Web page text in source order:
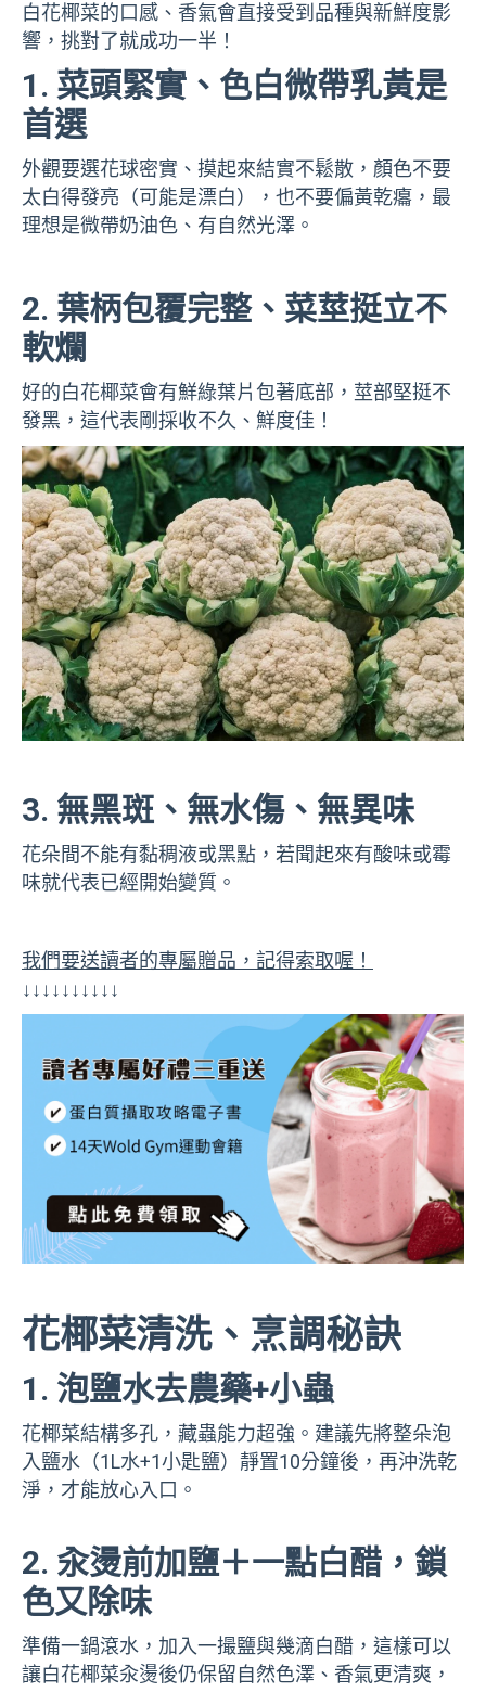
白花椰菜的口感、香氣會直接受到品種與新鮮度影
響，挑對了就成功一半！
1. 菜頭緊實、色白微帶乳黃是
首選
外觀要選花球密實、摸起來結實不鬆散，顏色不要
太白得發亮（可能是漂白），也不要偏黃乾癟，最
理想是微帶奶油色、有自然光澤。
2. 葉柄包覆完整、菜莖挺立不
軟爛
好的白花椰菜會有鮮綠葉片包著底部，莖部堅挺不
發黑，這代表剛採收不久、鮮度佳！
3. 無黑斑、無水傷、無異味
花朵間不能有黏稠液或黑點，若聞起來有酸味或霉
味就代表已經開始變質。
我們要送讀者的專屬贈品，記得索取喔！
↓↓↓↓↓↓↓↓↓↓
花椰菜清洗、烹調秘訣
1. 泡鹽水去農藥+小蟲
花椰菜結構多孔，藏蟲能力超強。建議先將整朵泡
入鹽水（1L水+1小匙鹽）靜置10分鐘後，再沖洗乾
淨，才能放心入口。
2. 汆燙前加鹽＋一點白醋，鎖
色又除味
準備一鍋滾水，加入一撮鹽與幾滴白醋，這樣可以
讓白花椰菜汆燙後仍保留自然色澤、香氣更清爽，